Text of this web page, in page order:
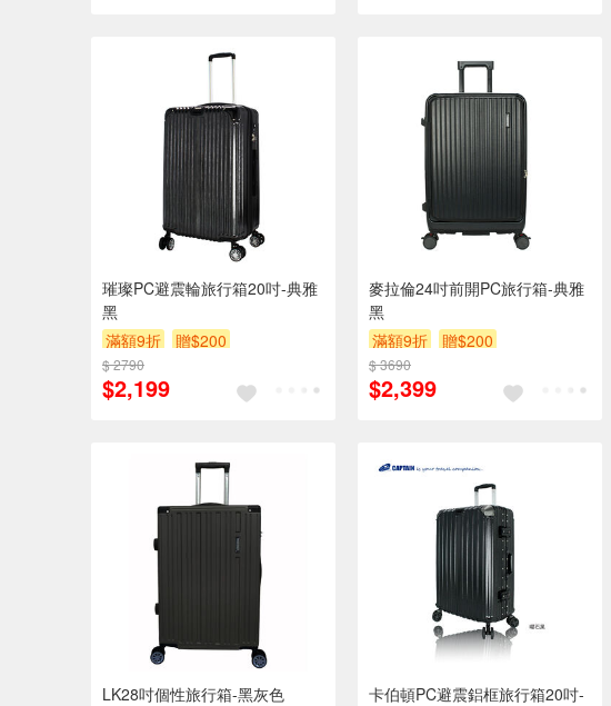
璀璨PC避震輪旅行箱20吋-典雅
黑
滿額9折
贈$200
$ 2790
$2,199
麥拉倫24吋前開PC旅行箱-典雅
黑
滿額9折
贈$200
$ 3690
$2,399
LK28吋個性旅行箱-黑灰色
卡伯頓PC避震鋁框旅行箱20吋-